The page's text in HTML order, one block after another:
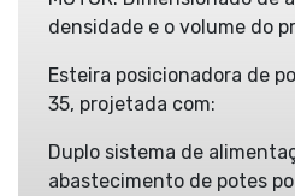
densidade e o volume do
Esteira posicionadora de
35, projetada com:
Duplo sistema de
abastecimento de potes